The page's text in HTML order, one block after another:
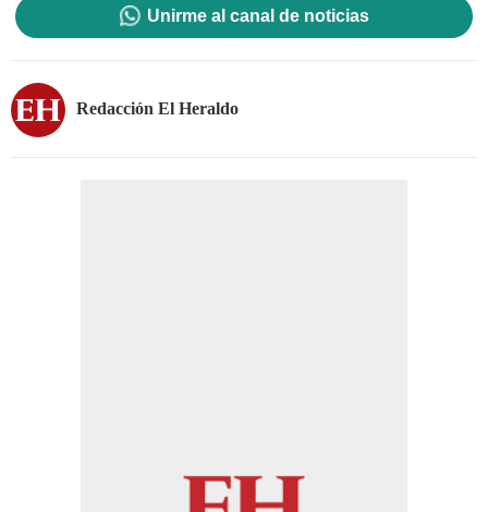
Unirme al canal de noticias
Redacción El Heraldo